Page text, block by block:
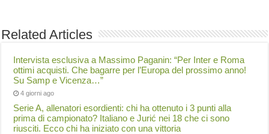
Related Articles
Intervista esclusiva a Massimo Paganin: “Per Inter e Roma
ottimi acquisti. Che bagarre per l’Europa del prossimo anno!
Su Samp e Vicenza…”
4 giorni ago
Serie A, allenatori esordienti: chi ha ottenuto i 3 punti alla
prima di campionato? Italiano e Jurić nei 18 che ci sono
riusciti. Ecco chi ha iniziato con una vittoria